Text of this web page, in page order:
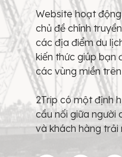
Website hoạt
chủ đề chính
các địa điểm du
kiến thức giúp bạn
các vùng miền
2Trip có một định
cầu nối giữa người
và khách hàng trải